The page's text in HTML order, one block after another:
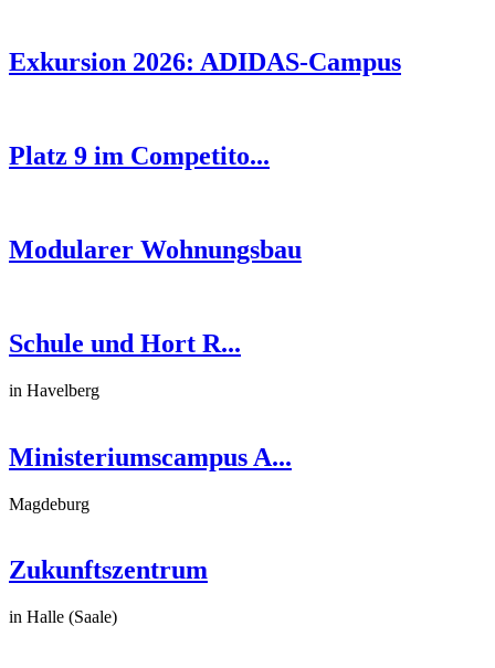
Exkursion 2026: ADIDAS-Campus
Platz 9 im Competito...
Modularer Wohnungsbau
Schule und Hort R...
in Havelberg
Ministeriumscampus A...
Magdeburg
Zukunftszentrum
in Halle (Saale)